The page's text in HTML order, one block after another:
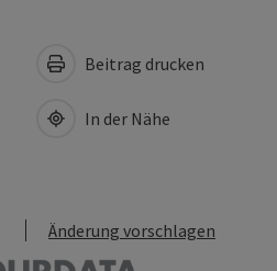
Beitrag drucken
In der Nähe
Änderung vorschlagen